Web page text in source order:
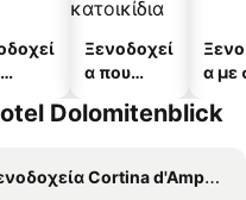
Ξενοδοχεί
α που
κατοικίδι
α με
Dolomitenblick
Cortina d'Ampezzo